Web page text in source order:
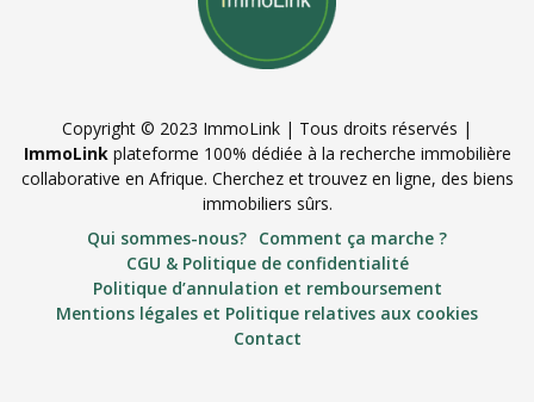
Copyright © 2023 ImmoLink | Tous droits réservés |
ImmoLinkplateforme 100% dédiée à la recherche immobilière
collaborative en Afrique. Cherchez et trouvez en ligne, des biens
immobiliers sûrs.
Qui sommes-nous? Comment ça marche ?
CGU & Politique de confidentialité
Politique d’annulation et remboursement
Mentions légales et Politique relatives aux cookies
Contact